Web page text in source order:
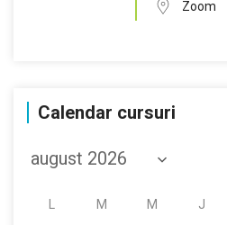
Zoom
Calendar cursuri
M M J